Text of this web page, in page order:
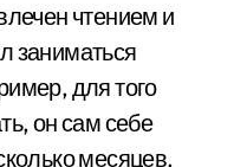
чтением и
заниматься
для того
он сам себе
месяцев.